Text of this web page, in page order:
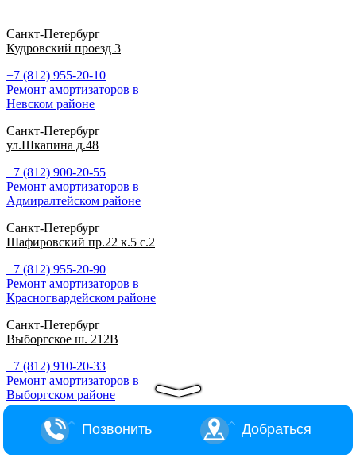
Санкт-Петербург
Кудровский проезд 3
+7 (812) 955-20-10
Ремонт амортизаторов в
Невском районе
Санкт-Петербург
ул.Шкапина д.48
+7 (812) 900-20-55
Ремонт амортизаторов в
Адмиралтейском районе
Санкт-Петербург
Шафировский пр.22 к.5 с.2
+7 (812) 955-20-90
Ремонт амортизаторов в
Красногвардейском районе
Санкт-Петербург
Выборгское ш. 212В
+7 (812) 910-20-33
Ремонт амортизаторов в
Выборгском районе
Позвонить Добраться